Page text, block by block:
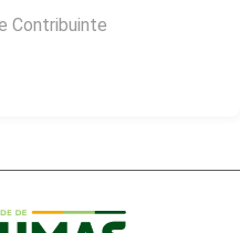
Contribuinte